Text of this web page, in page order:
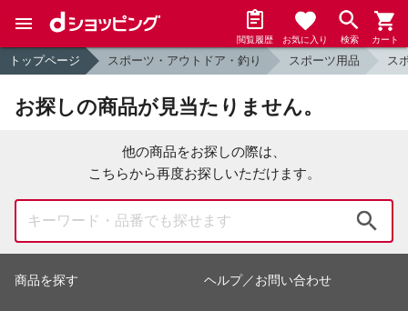
閲覧履歴 お気に入り 検索 カート
トップページ スポーツ・アウトドア・釣り スポーツ用品 ス
お探しの商品が見当たりません。
他の商品をお探しの際は、
こちらから再度お探しいただけます。
商品を探す ヘルプ／お問い合わせ